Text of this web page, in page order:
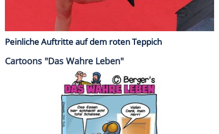
Peinliche Auftritte auf dem roten Teppich
Cartoons "Das Wahre Leben"